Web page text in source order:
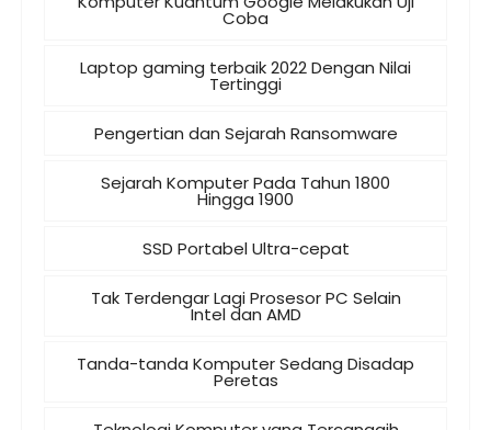
Coba
Laptop gaming terbaik 2022 Dengan Nilai
Tertinggi
Pengertian dan Sejarah Ransomware
Sejarah Komputer Pada Tahun 1800
Hingga 1900
SSD Portabel Ultra-cepat
Tak Terdengar Lagi Prosesor PC Selain
Intel dan AMD
Tanda-tanda Komputer Sedang Disadap
Peretas